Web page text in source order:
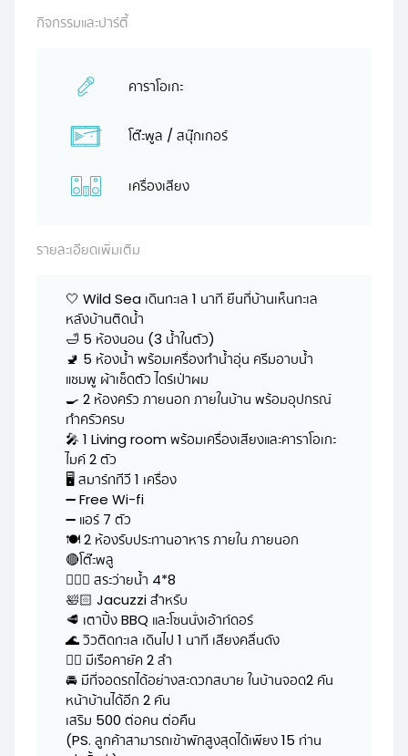
กิจกรรมและปาร์ตี้
คาราโอเกะ
โต๊ะพูล / สนุ๊กเกอร์
เครื่องเสียง
รายละเอียดเพิ่มเติม
🤍 Wild Sea เดินทะเล 1 นาที ยืนที่บ้านเห็นทะเล
หลังบ้านติดน้ำ
🛁 5 ห้องนอน (3 น้ำในตัว)
🚽 5 ห้องน้ำ พร้อมเครื่องทำน้ำอุ่น ครีมอาบน้ำ
แชมพู ผ้าเช็ดตัว ไดร์เป่าผม
🍳 2 ห้องครัว ภายนอก ภายในบ้าน พร้อมอุปกรณ์
ทำครัวครบ
🎤 1 Living room พร้อมเครื่องเสียงและคาราโอเกะ
ไมค์ 2 ตัว
🖥 สมาร์ททีวี 1 เครื่อง
➖ Free Wi-fi
➖ แอร์ 7 ตัว
🍽 2 ห้องรับประทานอาหาร ภายใน ภายนอก
🔴โต๊ะพลู
🏊🏻‍♂️ สระว่ายน้ำ 4*8
🛀🏻 Jacuzzi สำหรับ
🥩 เตาปิ้ง BBQ และโซนนั่งเอ้าท์ดอร์
🌊 วิวติดทะเล เดินไป 1 นาที เสียงคลื่นดัง
🏄‍♂️ มีเรือคายัค 2 ลำ
🚘 มีที่จอดรถได้อย่างสะดวกสบาย ในบ้านจอด2 คัน
หน้าบ้านได้อีก 2 คัน
เสริม 500 ต่อคน ต่อคืน
(PS. ลูกค้าสามารถเข้าพักสูงสุดได้เพียง 15 ท่าน